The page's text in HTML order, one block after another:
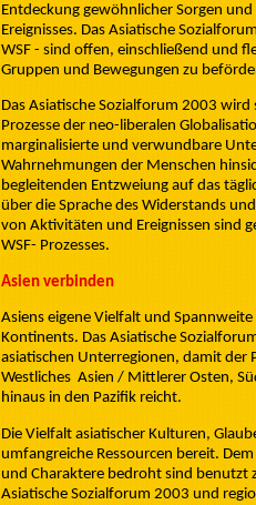
Entdeckung gewöhnlicher Sorgen
Ereignisses. Das Asiatische
WSF - sind offen, einschließend und
Gruppen und Bewegungen zu
Das Asiatische Sozialforum 2003
Prozesse der neo-liberalen
marginalisierte und verwundbare
Wahrnehmungen der Menschen
begleitenden Entzweiung auf das
über die Sprache des Widerstands
von Aktivitäten und Ereignissen sind
WSF- Prozesses.
Asien verbinden
Asiens eigene Vielfalt und
Kontinents. Das Asiatische
asiatischen Unterregionen, damit der
Westliches Asien / Mittlerer Osten,
hinaus in den Pazifik reicht.
Die Vielfalt asiatischer Kulturen,
umfangreiche Ressourcen bereit.
und Charaktere bedroht sind benutzt
Asiatische Sozialforum 2003 und